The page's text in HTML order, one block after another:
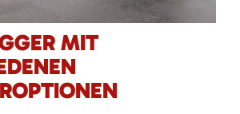
MIT